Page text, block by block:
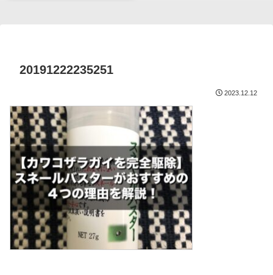
20191222235251
2023.12.12